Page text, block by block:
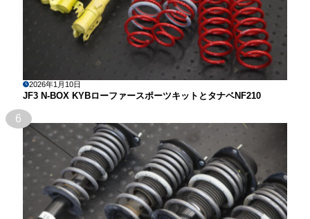
2026年1月10日
JF3 N-BOX KYBローファースポーツキットとタナベNF210
6